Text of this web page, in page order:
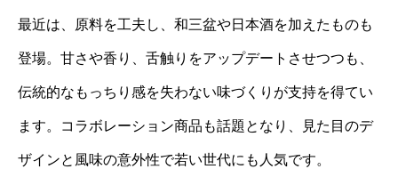
最近は、原料を工夫し、和三盆や日本酒を加えたものも
登場。甘さや香り、舌触りをアップデートさせつつも、
伝統的なもっちり感を失わない味づくりが支持を得てい
ます。コラボレーション商品も話題となり、見た目のデ
ザインと風味の意外性で若い世代にも人気です。